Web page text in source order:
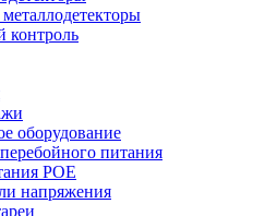
контроль
оборудование
питания
POE
напряжения